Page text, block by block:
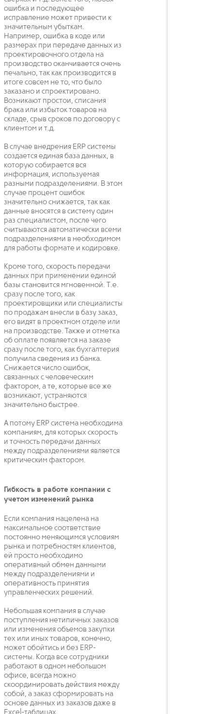
ошибка и последующее
исправление может привести к
значительным убыткам.
Например, ошибка в коде или
размерах при передаче данных из
проектировочного отдела на
производство оканчивается очень
печально, так как производится в
итоге совсем не то, что было
заказано и спроектировано.
Возникают простои, списания
брака или избыток товаров на
складе, срыв сроков по договору с
клиентом и т.д.
В случае внедрения ERP системы
создается единая база данных, в
которую собирается вся
информация, используемая
разными подразделениями. В этом
случае процент ошибок
значительно снижается, так как
данные вносятся в систему один
раз специалистом, после чего
считываются автоматически всеми
подразделениями в необходимом
для работы формате и кодировке.
Кроме того, скорость передачи
данных при применении единой
базы становится мгновенной. Т.е.
сразу после того, как
проектировщики или специалисты
по продажам внесли в базу заказ,
его видят в проектном отделе или
на производстве. Также и отметка
об оплате появляется на заказе
сразу после того, как бухгалтерия
получила сведения из банка.
Снижается число ошибок,
связанных с человеческим
фактором, а те, которые все же
возникают, устраняются
значительно быстрее.
А потому ERP система необходима
компаниям, для которых скорость
и точность передачи данных
между подразделениями является
критическим фактором.
Гибкость в работе компании с
учетом изменений рынка
Если компания нацелена на
максимальное соответствие
постоянно меняющимся условиям
рынка и потребностям клиентов,
ей просто необходимо
оперативный обмен данными
между подразделениями и
оперативность принятия
управленческих решений.
Небольшая компания в случае
поступления нетипичных заказов
или изменения объемов закупки
тех или иных товаров, конечно,
может обойтись и без ERP-
системы. Когда все сотрудники
работают в одном небольшом
офисе, всегда можно
скоординировать действия между
собой, а заказ сформировать на
основе данных из заказов даже в